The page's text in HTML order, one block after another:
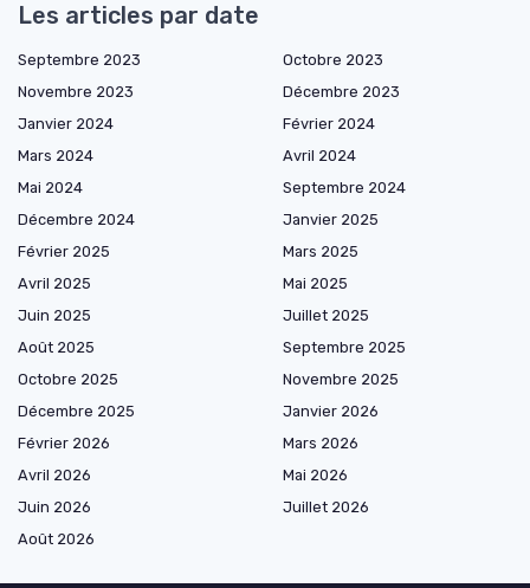
Les articles par date
Septembre 2023
Octobre 2023
Novembre 2023
Décembre 2023
Janvier 2024
Février 2024
Mars 2024
Avril 2024
Mai 2024
Septembre 2024
Décembre 2024
Janvier 2025
Février 2025
Mars 2025
Avril 2025
Mai 2025
Juin 2025
Juillet 2025
Août 2025
Septembre 2025
Octobre 2025
Novembre 2025
Décembre 2025
Janvier 2026
Février 2026
Mars 2026
Avril 2026
Mai 2026
Juin 2026
Juillet 2026
Août 2026